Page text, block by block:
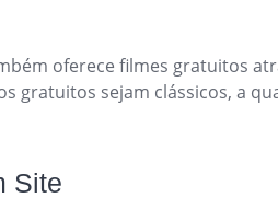
oferece filmes gratuitos
gratuitos sejam clássicos, a
Site